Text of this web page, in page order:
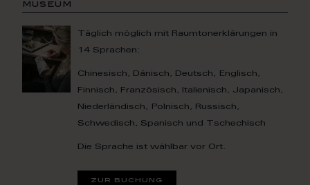
museum
Täglich möglich mit Raumtonerklärungen in
14 Sprachen:
Chinesisch, Dänisch, Deutsch, Englisch,
Finnisch, Französisch, Italienisch, Japanisch,
Niederländisch, Polnisch, Russisch,
Schwedisch, Spanisch und Tschechisch
Die Sprache ist wählbar vor Ort.
zur buchung